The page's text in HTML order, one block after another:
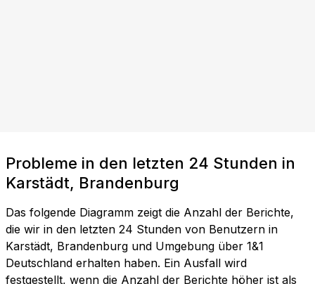
Probleme in den letzten 24 Stunden in
Karstädt, Brandenburg
Das folgende Diagramm zeigt die Anzahl der Berichte,
die wir in den letzten 24 Stunden von Benutzern in
Karstädt, Brandenburg und Umgebung über 1&1
Deutschland erhalten haben. Ein Ausfall wird
festgestellt, wenn die Anzahl der Berichte höher ist als